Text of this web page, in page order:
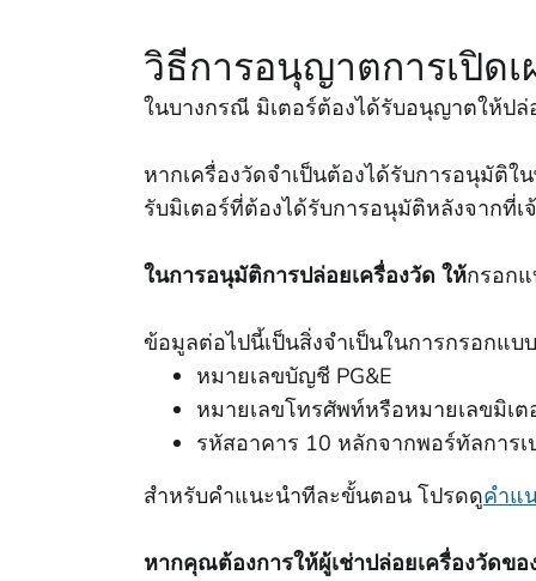
วิธีการอนุญาตการเปิด
ในบางกรณี มิเตอร์ต้องได้รับอนุญาตให้ปล่
หากเครื่องวัดจําเป็นต้องได้รับการอนุมัติ
รับมิเตอร์ที่ต้องได้รับการอนุมัติหลังจากที่
ในการอนุมัติการปล่อยเครื่องวัด ให้กรอก
ข้อมูลต่อไปนี้เป็นสิ่งจําเป็นในการกรอกแ
หมายเลขบัญชี PG&E
หมายเลขโทรศัพท์หรือหมายเลขมิเ
รหัสอาคาร 10 หลักจากพอร์ทัลการเ
สําหรับคําแนะนําทีละขั้นตอน โปรดดูคําแ
หากคุณต้องการให้ผู้เช่าปล่อยเครื่องวัดขอ